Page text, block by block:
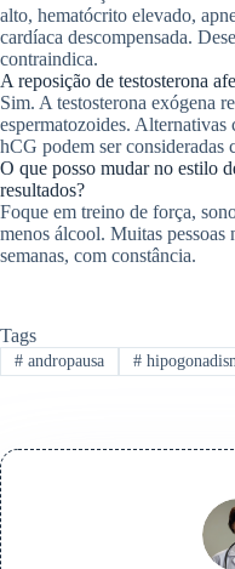
alto, hematócrito elevado,
cardíaca descompensada.
contraindica.
A reposição de testosterona
Sim. A testosterona exógena
espermatozoides.
hCG podem ser consideradas
O que posso mudar no estilo
resultados?
Foque em treino de força,
menos álcool. Muitas pessoas
semanas, com constância.
Tags
#andropausa #